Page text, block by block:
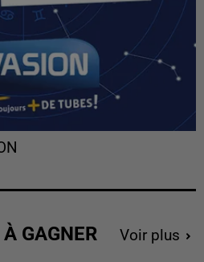
GAGNER Voir plus